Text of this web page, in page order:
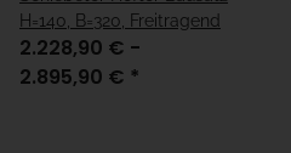
H=140, B=320, Freitragend
2.228,90 € -
2.895,90 € *